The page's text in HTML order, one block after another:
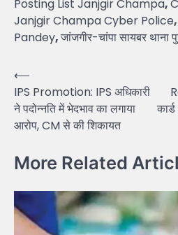
Posting List Janjgir Champa,
Janjgir Champa Cyber Police,
Pandey,जांजगीर-चांपा सायबर थाना
Post
navigation
⟵
IPS Promotion: IPS अधिकारी
ने पदोन्नति में भेदभाव का लगाया
आरोप, CM से की शिकायत
More Related